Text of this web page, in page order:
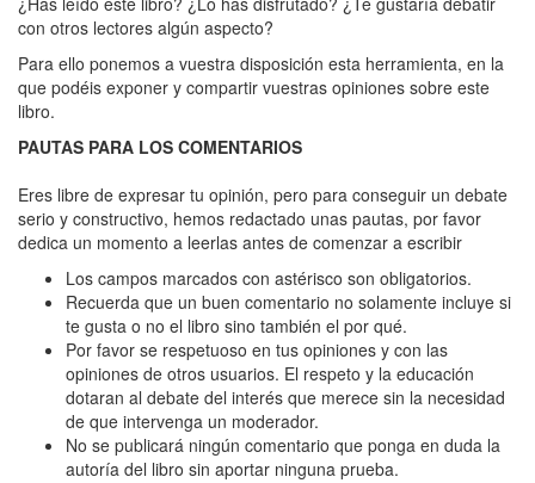
libro:
De
gira
con
Alice
Cooper
'Billion
Dollar
Baby'
con otros lectores algún aspecto?
Para ello ponemos a vuestra disposición esta herramienta, en la
que podéis exponer y compartir vuestras opiniones sobre este
libro.
PAUTAS PARA LOS COMENTARIOS
Eres libre de expresar tu opinión, pero para conseguir un debate
serio y constructivo, hemos redactado unas pautas, por favor
dedica un momento a leerlas antes de comenzar a escribir
Los campos marcados con astérisco son obligatorios.
Recuerda que un buen comentario no solamente incluye si
te gusta o no el libro sino también el por qué.
Por favor se respetuoso en tus opiniones y con las
opiniones de otros usuarios. El respeto y la educación
dotaran al debate del interés que merece sin la necesidad
de que intervenga un moderador.
No se publicará ningún comentario que ponga en duda la
autoría del libro sin aportar ninguna prueba.